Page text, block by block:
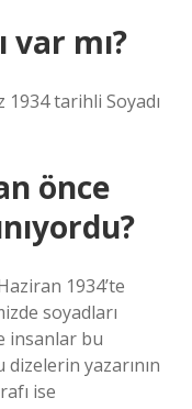
var mı?
tarihli Soyadı
önce
1934’te
soyadları
insanlar bu
dizelerin yazarının
ise